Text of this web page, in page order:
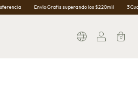
Envío Gratis superando los $220mil 3 Cuotas Sin Interés
0